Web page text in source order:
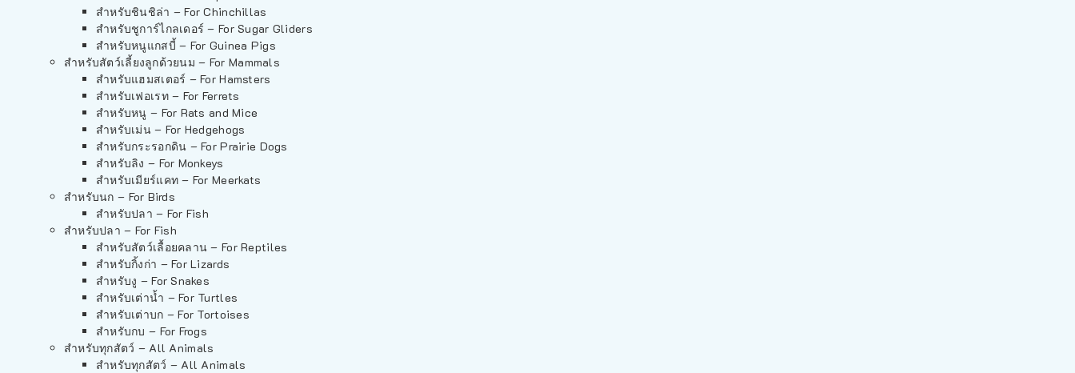
สำหรับชินชิล่า – For Chinchillas
สำหรับชูการ์ไกลเดอร์ – For Sugar Gliders
สำหรับหนูแกสบี้ – For Guinea Pigs
สำหรับสัตว์เลี้ยงลูกด้วยนม – For Mammals
สำหรับแฮมสเตอร์ – For Hamsters
สำหรับเฟอเรท – For Ferrets
สำหรับหนู – For Rats and Mice
สำหรับเม่น – For Hedgehogs
สำหรับกระรอกดิน – For Prairie Dogs
สำหรับลิง – For Monkeys
สำหรับเมียร์แคท – For Meerkats
สำหรับนก – For Birds
สำหรับปลา – For Fish
สำหรับปลา – For Fish
สำหรับสัตว์เลื้อยคลาน – For Reptiles
สำหรับกิ้งก่า – For Lizards
สำหรับงู – For Snakes
สำหรับเต่าน้ำ – For Turtles
สำหรับเต่าบก – For Tortoises
สำหรับกบ – For Frogs
สำหรับทุกสัตว์ – All Animals
สำหรับทุกสัตว์ – All Animals